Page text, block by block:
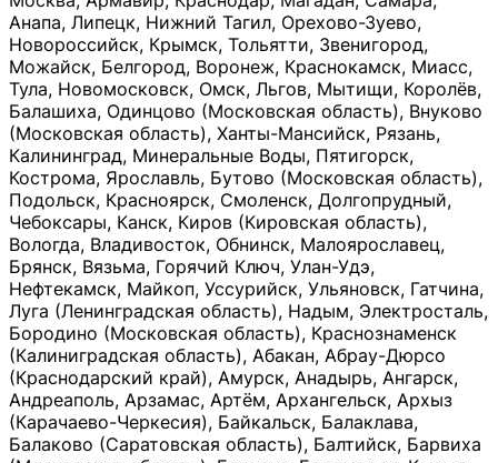
Анапа, Липецк, Нижний Тагил, Орехово-Зуево,
Новороссийск, Крымск, Тольятти, Звенигород,
Можайск, Белгород, Воронеж, Краснокамск, Миасс,
Тула, Новомосковск, Омск, Льгов, Мытищи, Королёв,
Балашиха, Одинцово (Московская область), Внуково
(Московская область), Ханты-Мансийск, Рязань,
Калининград, Минеральные Воды, Пятигорск,
Кострома, Ярославль, Бутово (Московская область),
Подольск, Красноярск, Смоленск, Долгопрудный,
Чебоксары, Канск, Киров (Кировская область),
Вологда, Владивосток, Обнинск, Малоярославец,
Брянск, Вязьма, Горячий Ключ, Улан-Удэ,
Нефтекамск, Майкоп, Уссурийск, Ульяновск, Гатчина,
Луга (Ленинградская область), Надым, Электросталь,
Бородино (Московская область), Краснознаменск
(Калиниградская область), Абакан, Абрау-Дюрсо
(Краснодарский край), Амурск, Анадырь, Ангарск,
Андреаполь, Арзамас, Артём, Архангельск, Архыз
(Карачаево-Черкесия), Байкальск, Балаклава,
Балаково (Саратовская область), Балтийск, Барвиха